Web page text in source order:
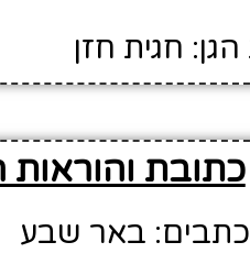
חגית חזן
כתובת והוראות
באר שבע